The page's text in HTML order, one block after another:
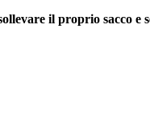
il proprio sacco e